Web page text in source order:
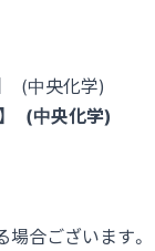
(中央化学)
(中央化学)
合ございます。